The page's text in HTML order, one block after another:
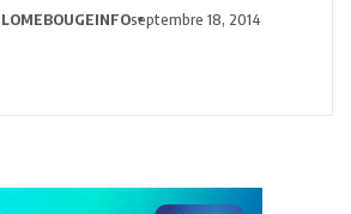
biométrique professionnelle.
LOMEBOUGEINFOseptembre 18, 2014